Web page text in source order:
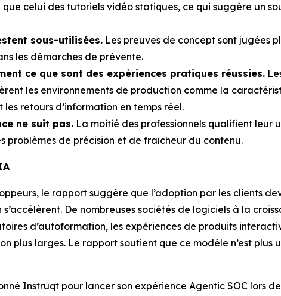
celui des tutoriels vidéo statiques, ce qui suggère un
sous-utilisées. Les preuves de concept sont jugées
les démarches de prévente.
ce que sont des expériences pratiques réussies.
les environnements de production comme la
retours d’information en temps réel.
ne suit pas. La moitié des professionnels qualifient leur
problèmes de précision et de fraîcheur du contenu.
le rapport suggère que l’adoption par les clients
De nombreuses sociétés de logiciels à la
d’autoformation, les expériences de produits
plus larges. Le rapport soutient que ce modèle n’est plus
Instruqt pour lancer son expérience Agentic SOC lors